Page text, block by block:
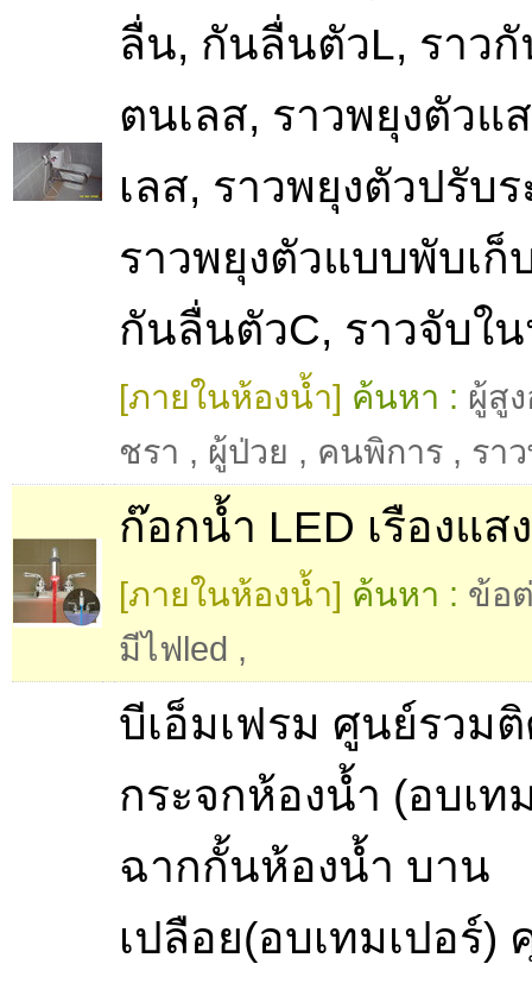
ลื่น, กันลื่นตัวL, ราว
ตนเลส, ราวพยุงตัวแ
เลส, ราวพยุงตัวปรับ
ราวพยุงตัวแบบพับเก็
กันลื่นตัวC, ราวจับใ
[ภายในห้องน้ำ] ค้นหา : ผู้สู
ชรา , ผู้ป่วย , คนพิการ , รา
ก๊อกน้ำ LED เรืองแสง
[ภายในห้องน้ำ] ค้นหา : ข้อ
มีไฟled ,
บีเอ็มเฟรม ศูนย์รวม
กระจกห้องน้ำ (อบเท
ฉากกั้นห้องน้ำ บาน
เปลือย(อบเทมเปอร์